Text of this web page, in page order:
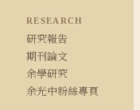
RESEARCH
研究報告
期刊論文
余學研究
余光中粉絲專頁